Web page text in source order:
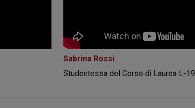
Sabrina Rossi
Studentessa del Corso di Laurea L-19